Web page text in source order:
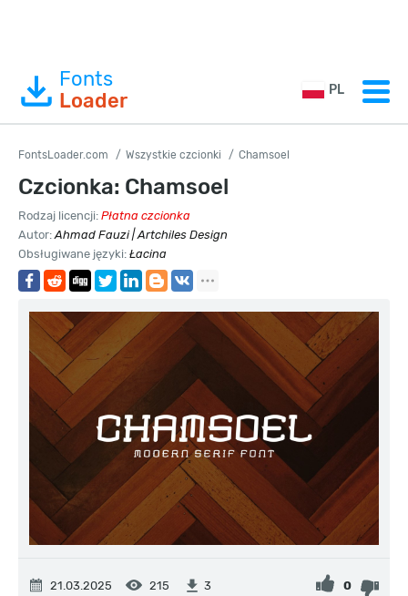
Fonts
Loader
PL
FontsLoader.com Wszystkie czcionki Chamsoel
Czcionka: Chamsoel
Rodzaj licencji: Płatna czcionka
Autor:Ahmad Fauzi | Artchiles Design
Obsługiwane języki: Łacina
21.03.2025 215 3 0